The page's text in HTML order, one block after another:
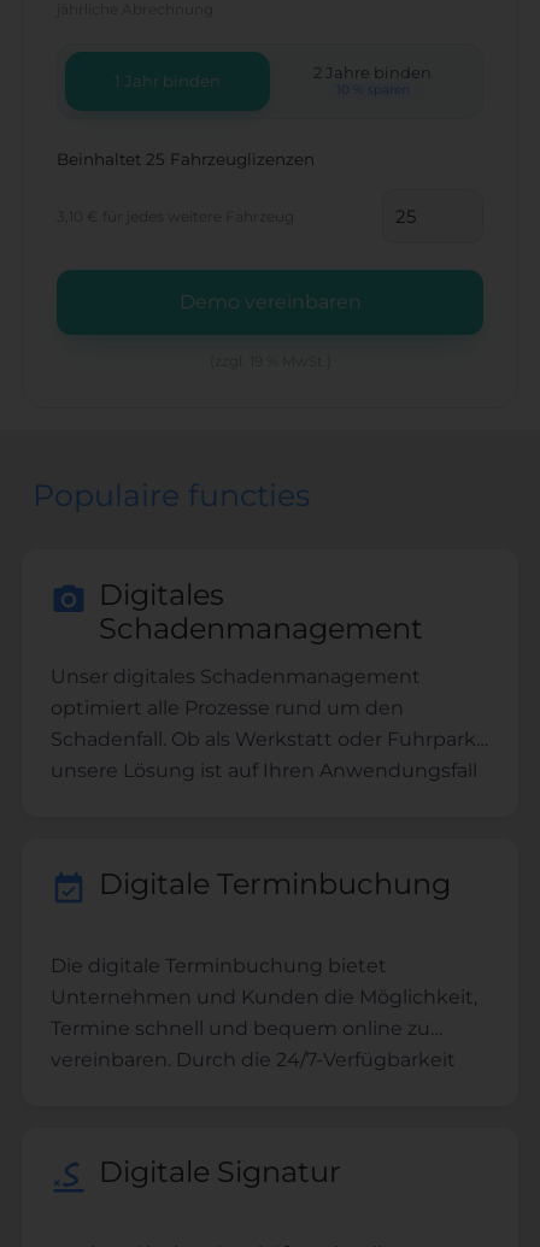
1 Jahr binden 2 Jahre binden
10 % sparen
Beinhaltet 25 Fahrzeuglizenzen
3,10 € für jedes weitere Fahrzeug
Demo vereinbaren
Populaire functies
Digitales
Schadenmanagement
Unser digitales Schadenmanagement
optimiert alle Prozesse rund um den
Schadenfall. Ob als Werkstatt oder Fuhrpark -
unsere Lösung ist auf Ihren Anwendungsfall
Abwicklung von Schadenfällen.
Digitale Terminbuchung
Die digitale Terminbuchung bietet
Unternehmen und Kunden die Möglichkeit,
Termine schnell und bequem online zu
vereinbaren. Durch die 24/7-Verfügbarkeit
Terminplanung. Dies steigert die Effizienz,
Digitale Signatur